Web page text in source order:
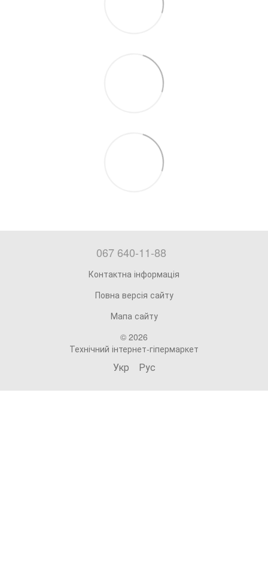
067 640-11-88
Контактна інформація
Повна версія сайту
Мапа сайту
© 2026
Технічний інтернет-гіпермаркет
Укр Рус